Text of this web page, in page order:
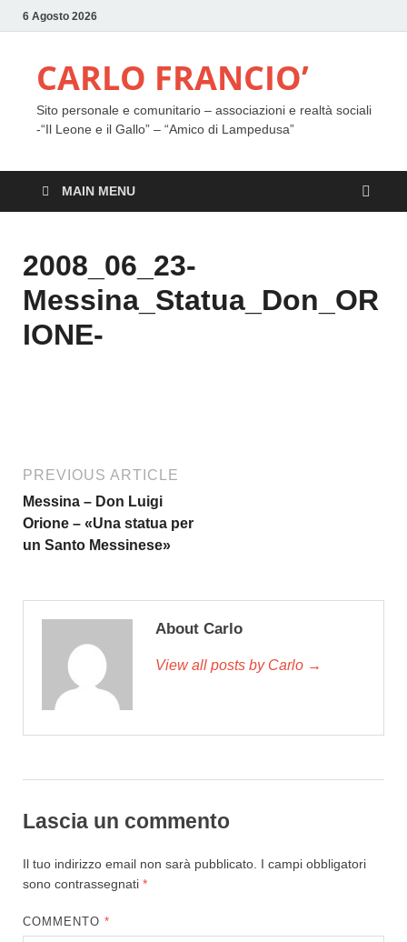
6 Agosto 2026
CARLO FRANCIO’
Sito personale e comunitario – associazioni e realtà sociali
-“Il Leone e il Gallo” – “Amico di Lampedusa”
MAIN MENU
2008_06_23-
Messina_Statua_Don_OR
IONE-
PREVIOUS ARTICLE
Messina – Don Luigi
Orione – «Una statua per
un Santo Messinese»
About Carlo
View all posts by Carlo →
Lascia un commento
Il tuo indirizzo email non sarà pubblicato. I campi obbligatori
sono contrassegnati *
COMMENTO*